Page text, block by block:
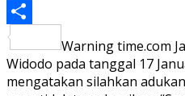
PrintFriendly
Share
Warning time.com
Widodo pada tanggal 17
mengatakan silahkan